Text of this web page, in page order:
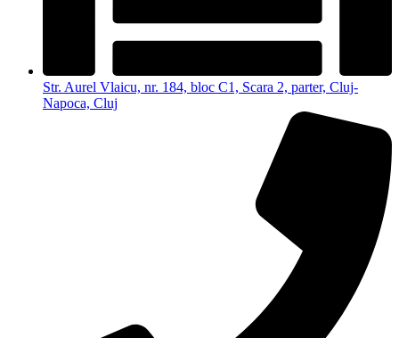
Str. Aurel Vlaicu, nr. 184, bloc C1, Scara 2, parter, Cluj-
Napoca, Cluj